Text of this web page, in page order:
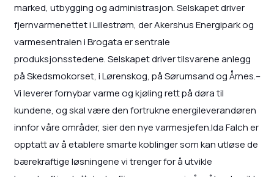
marked, utbygging og administrasjon. Selskapet driver
fjernvarmenettet i Lillestrøm, der Akershus Energipark og
varmesentralen i Brogata er sentrale
produksjonsstedene. Selskapet driver tilsvarene anlegg
på Skedsmokorset, i Lørenskog, på Sørumsand og Årnes.–
Vi leverer fornybar varme og kjøling rett på døra til
kundene, og skal være den fortrukne energileverandøren
innfor våre områder, sier den nye varmesjefen.Ida Falch er
opptatt av å etablere smarte koblinger som kan utløse de
bærekraftige løsningene vi trenger for å utvikle